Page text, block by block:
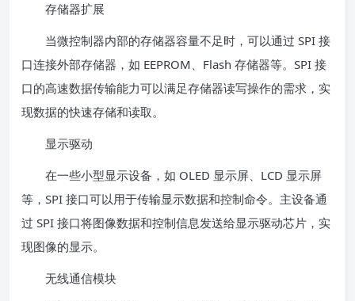
存储器扩展
当微控制器内部的存储器容量不足时，可以通过 SPI 接
口连接外部存储器，如 EEPROM、Flash 存储器等。SPI 接
口的高速数据传输能力可以满足存储器读写操作的需求，实
现数据的快速存储和读取。
显示驱动
在一些小型显示设备，如 OLED 显示屏、LCD 显示屏
等，SPI 接口可以用于传输显示数据和控制命令。主设备通
过 SPI 接口将图像数据和控制信息发送给显示驱动芯片，实
现图像的显示。
无线通信模块